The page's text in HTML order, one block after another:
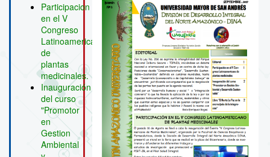
Participacion
en el V
Congreso
Latinoamericano
de
plantas
medicinales.
Inauguración
del curso
"Promotor
en
Gestion
Ambiental